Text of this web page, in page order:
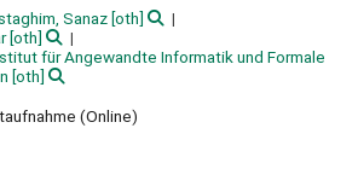
Sanaz [oth]
[oth]
für Angewandte Informatik und Formale
[oth]
(Online)